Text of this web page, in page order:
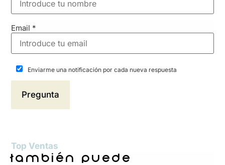
Email *
Enviarme una notificación por cada nueva respuesta
Top Ventas
también puede